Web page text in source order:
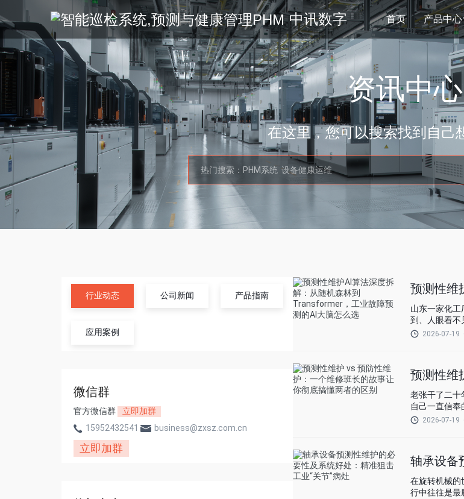
中讯数字 首页 产品中心
资讯中心
在这里，您可以搜索找到自己
行业动态 公司新闻 产品指南
应用案例
微信群
官方微信群
立即加群
15952432541
business@zxsz.com.cn
立即加群
预测性维
山东一家化工
到、人眼看不
2026-07-19
预测性维
老张干了二十
自己一直信奉
2026-07-19
轴承设备
在旋转机械的
行中往往是最